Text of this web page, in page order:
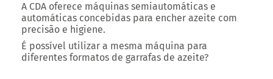
A CDA oferece máquinas semiautomáticas e
automáticas concebidas para encher azeite com
precisão e higiene.
É possível utilizar a mesma máquina para
diferentes formatos de garrafas de azeite?